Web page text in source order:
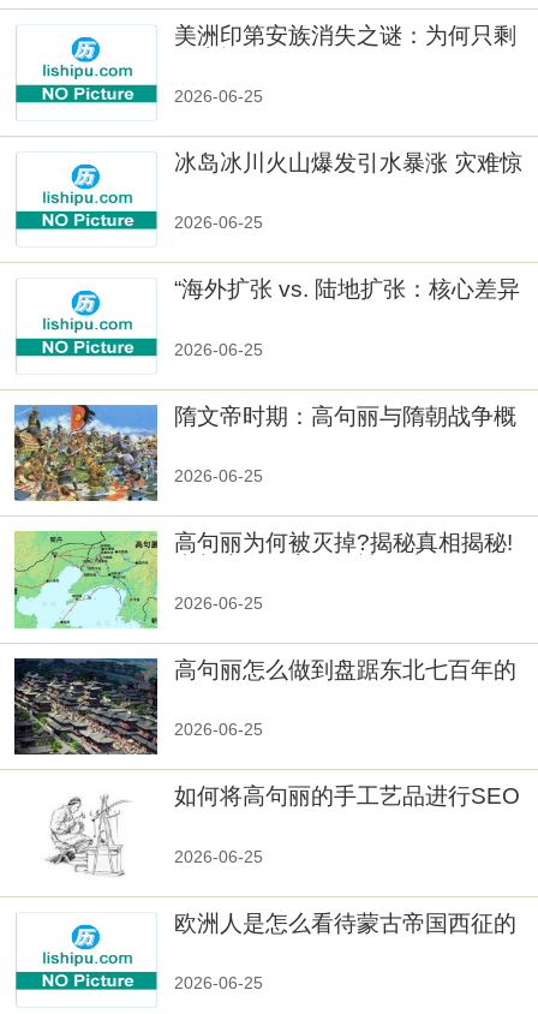
美洲印第安族消失之谜：为何只剩
2026-06-25
冰岛冰川火山爆发引水暴涨 灾难惊
2026-06-25
“海外扩张 vs. 陆地扩张：核心差异
2026-06-25
隋文帝时期：高句丽与隋朝战争概
2026-06-25
高句丽为何被灭掉?揭秘真相揭秘!
2026-06-25
高句丽怎么做到盘踞东北七百年的
2026-06-25
如何将高句丽的手工艺品进行SEO
2026-06-25
欧洲人是怎么看待蒙古帝国西征的
2026-06-25